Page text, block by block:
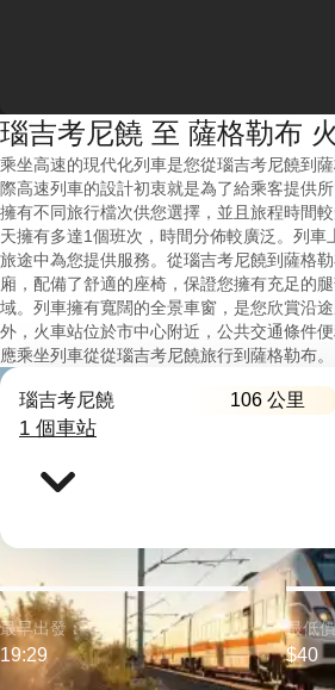
瑙吉考尼饒 至 薩格勒布
乘坐高速的現代化列車是您從瑙吉考尼饒到
際高速列車的設計初衷就是為了給乘客提供
擁有不同旅行檔次供您選擇，並且旅程時間
天擁有多達1個班次，時間分佈較廣泛。列車
旅途中為您提供服務。從瑙吉考尼饒到薩格
廂，配備了舒適的座椅，保證您擁有充足的
域。列車擁有寬闊的全景車窗，是您欣賞沿
外，火車站位於市中心附近，公共交通條件
應乘坐列車從從瑙吉考尼饒旅行到薩格勒布。
瑙吉考尼饒 106 公里
1 個車站
最早出發：
19:29
最低
$40